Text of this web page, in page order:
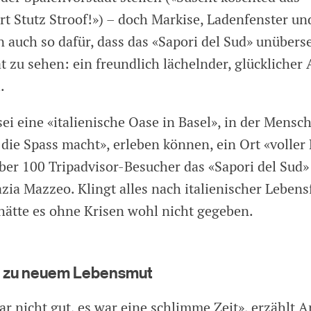
Stutz Stroof!») – doch Markise, Ladenfenster
so dafür, dass das «Sapori del Sud»
zu sehen: ein freundlich lächelnder, glücklicher
eine «italienische Oase in Basel», in der
Spass macht», erleben können, ein Ort «voller
100 Tripadvisor-Besucher das «Sapori del
Mazzeo. Klingt alles nach italienischer
es ohne Krisen wohl nicht gegeben.
neuem Lebensmut